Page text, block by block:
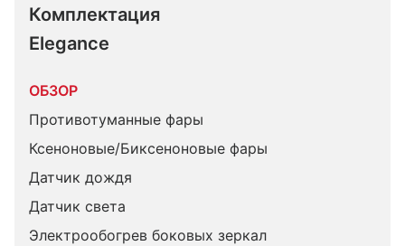
Комплектация
Elegance
ОБЗОР
Противотуманные фары
Ксеноновые/Биксеноновые фары
Датчик дождя
Датчик света
Электрообогрев боковых зеркал